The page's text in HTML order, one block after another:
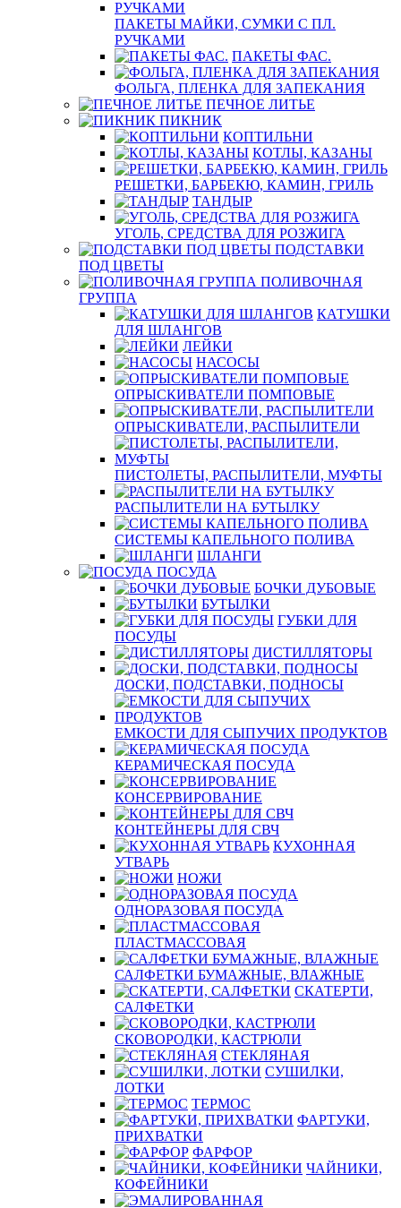
ПАКЕТЫ МАЙКИ, СУМКИ С ПЛ.
РУЧКАМИ
ПАКЕТЫ ФАС.
ФОЛЬГА, ПЛЕНКА ДЛЯ ЗАПЕКАНИЯ
ПЕЧНОЕ ЛИТЬЕ
ПИКНИК
КОПТИЛЬНИ
КОТЛЫ, КАЗАНЫ
РЕШЕТКИ, БАРБЕКЮ, КАМИН, ГРИЛЬ
ТАНДЫР
УГОЛЬ, СРЕДСТВА ДЛЯ РОЗЖИГА
ПОДСТАВКИ
ПОД ЦВЕТЫ
ПОЛИВОЧНАЯ
ГРУППА
КАТУШКИ
ДЛЯ ШЛАНГОВ
ЛЕЙКИ
НАСОСЫ
ОПРЫСКИВАТЕЛИ ПОМПОВЫЕ
ОПРЫСКИВАТЕЛИ, РАСПЫЛИТЕЛИ
ПИСТОЛЕТЫ, РАСПЫЛИТЕЛИ, МУФТЫ
РАСПЫЛИТЕЛИ НА БУТЫЛКУ
СИСТЕМЫ КАПЕЛЬНОГО ПОЛИВА
ШЛАНГИ
ПОСУДА
БОЧКИ ДУБОВЫЕ
БУТЫЛКИ
ГУБКИ ДЛЯ
ПОСУДЫ
ДИСТИЛЛЯТОРЫ
ДОСКИ, ПОДСТАВКИ, ПОДНОСЫ
ЕМКОСТИ ДЛЯ СЫПУЧИХ ПРОДУКТОВ
КЕРАМИЧЕСКАЯ ПОСУДА
КОНСЕРВИРОВАНИЕ
КОНТЕЙНЕРЫ ДЛЯ СВЧ
КУХОННАЯ
УТВАРЬ
НОЖИ
ОДНОРАЗОВАЯ ПОСУДА
ПЛАСТМАССОВАЯ
САЛФЕТКИ БУМАЖНЫЕ, ВЛАЖНЫЕ
СКАТЕРТИ,
САЛФЕТКИ
СКОВОРОДКИ, КАСТРЮЛИ
СТЕКЛЯНАЯ
СУШИЛКИ,
ЛОТКИ
ТЕРМОС
ФАРТУКИ,
ПРИХВАТКИ
ФАРФОР
ЧАЙНИКИ,
КОФЕЙНИКИ